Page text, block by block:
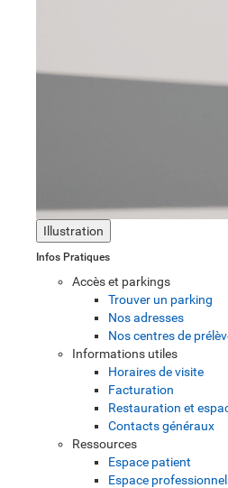
Illustration
Infos Pratiques
Accès et parkings
Trouver un parking
Nos adresses
Nos centres de
Informations utiles
Horaires de visite
Facturation
Restauration et
Contacts généraux
Ressources
Espace patient
Espace